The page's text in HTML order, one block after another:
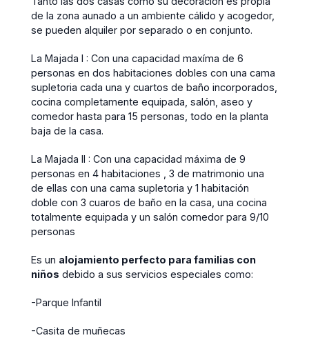
de la zona aunado a un ambiente cálido y acogedor,
se pueden alquiler por separado o en conjunto.
La Majada I : Con una capacidad maxíma de 6
personas en dos habitaciones dobles con una cama
supletoria cada una y cuartos de baño incorporados,
cocina completamente equipada, salón, aseo y
comedor hasta para 15 personas, todo en la planta
baja de la casa.
La Majada II : Con una capacidad máxima de 9
personas en 4 habitaciones , 3 de matrimonio una
de ellas con una cama supletoria y 1 habitación
doble con 3 cuaros de baño en la casa, una cocina
totalmente equipada y un salón comedor para 9/10
personas
Es un alojamiento perfecto para familias con
niños debido a sus servicios especiales como:
-Parque Infantil
-Casita de muñecas